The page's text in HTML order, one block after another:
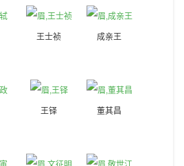
王士祯 成亲王
王铎 董其昌